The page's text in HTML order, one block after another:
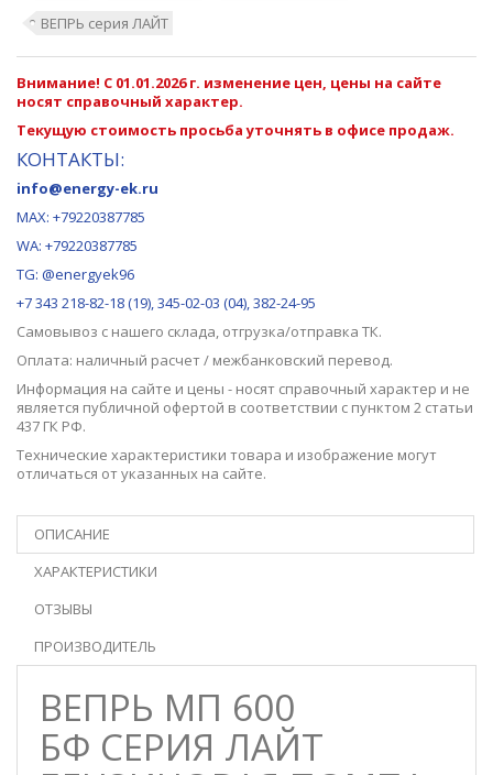
ВЕПРЬ серия ЛАЙТ
Внимание! С 01.01.2026 г. изменение цен, цены на сайте
носят справочный характер.
Текущую стоимость просьба уточнять в офисе продаж.
КОНТАКТЫ:
info@energy-ek.ru
MAX: +79220387785
WA: +79220387785
TG: @energyek96
+7 343 218-82-18 (19), 345-02-03 (04), 382-24-95
Самовывоз с нашего склада, отгрузка/отправка ТК.
Оплата: наличный расчет / межбанковский перевод.
Информация на сайте и цены - носят справочный характер и не
является публичной офертой в соответствии с пунктом 2 статьи
437 ГК РФ.
Технические характеристики товара и изображение могут
отличаться от указанных на сайте.
ОПИСАНИЕ
ХАРАКТЕРИСТИКИ
ОТЗЫВЫ
ПРОИЗВОДИТЕЛЬ
ВЕПРЬ МП 600
БФ СЕРИЯ ЛАЙТ